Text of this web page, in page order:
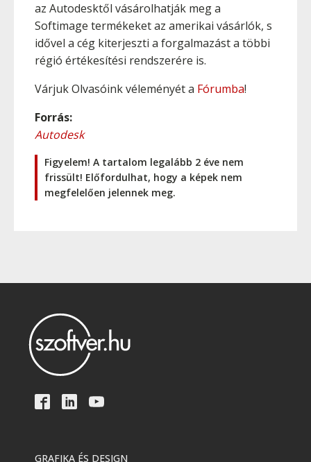
az Autodesktől vásárolhatják meg a
Softimage termékeket az amerikai vásárlók, s
idővel a cég kiterjeszti a forgalmazást a többi
régió értékesítési rendszerére is.
Várjuk Olvasóink véleményét a Fórumba!
Forrás:
Autodesk
Figyelem! A tartalom legalább 2 éve nem
frissült! Előfordulhat, hogy a képek nem
megfelelően jelennek meg.
GRAFIKA ÉS DESIGN